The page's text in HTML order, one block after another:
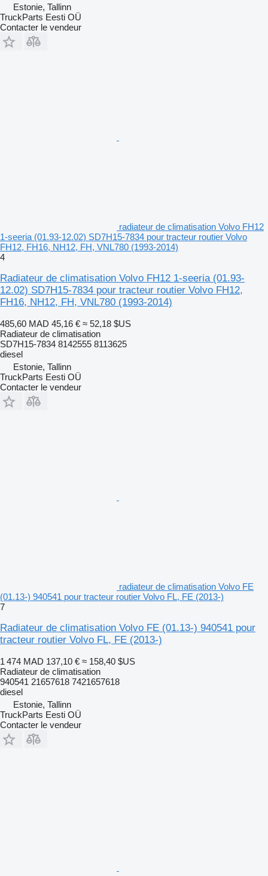
Estonie, Tallinn
TruckParts Eesti OÜ
Contacter le vendeur
radiateur de climatisation Volvo FH12
1-seeria (01.93-12.02) SD7H15-7834 pour tracteur routier Volvo
FH12, FH16, NH12, FH, VNL780 (1993-2014)
4
Radiateur de climatisation Volvo FH12 1-seeria (01.93-
12.02) SD7H15-7834 pour tracteur routier Volvo FH12,
FH16, NH12, FH, VNL780 (1993-2014)
485,60 MAD 45,16 € ≈ 52,18 $US
Radiateur de climatisation
SD7H15-7834 8142555 8113625
diesel
Estonie, Tallinn
TruckParts Eesti OÜ
Contacter le vendeur
radiateur de climatisation Volvo FE
(01.13-) 940541 pour tracteur routier Volvo FL, FE (2013-)
7
Radiateur de climatisation Volvo FE (01.13-) 940541 pour
tracteur routier Volvo FL, FE (2013-)
1 474 MAD 137,10 € ≈ 158,40 $US
Radiateur de climatisation
940541 21657618 7421657618
diesel
Estonie, Tallinn
TruckParts Eesti OÜ
Contacter le vendeur